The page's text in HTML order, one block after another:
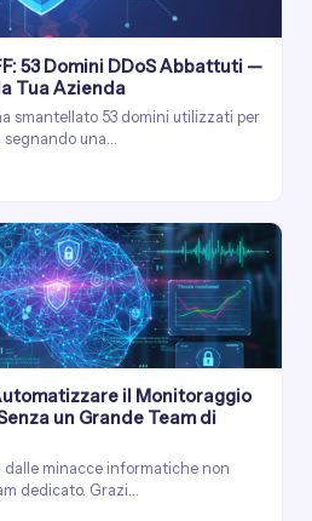
53 Domini DDoS Abbattuti —
Tua Azienda
smantellato 53 domini utilizzati per
segnando una…
il Monitoraggio
un Grande Team di
dalle minacce informatiche non
dedicato. Grazi…